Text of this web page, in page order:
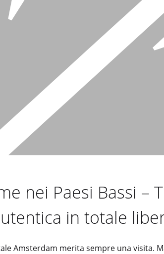
nei Paesi Bassi –
in totale
Amsterdam merita sempre una visita.